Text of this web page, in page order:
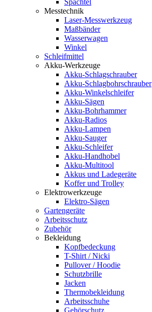
Spachtel
Messtechnik
Laser-Messwerkzeug
Maßbänder
Wasserwagen
Winkel
Schleifmittel
Akku-Werkzeuge
Akku-Schlagschrauber
Akku-Schlagbohrschrauber
Akku-Winkelschleifer
Akku-Sägen
Akku-Bohrhammer
Akku-Radios
Akku-Lampen
Akku-Sauger
Akku-Schleifer
Akku-Handhobel
Akku-Multitool
Akkus und Ladegeräte
Koffer und Trolley
Elektrowerkzeuge
Elektro-Sägen
Gartengeräte
Arbeitsschutz
Zubehör
Bekleidung
Kopfbedeckung
T-Shirt / Nicki
Pullover / Hoodie
Schutzbrille
Jacken
Thermobekleidung
Arbeitsschuhe
Gehörschutz